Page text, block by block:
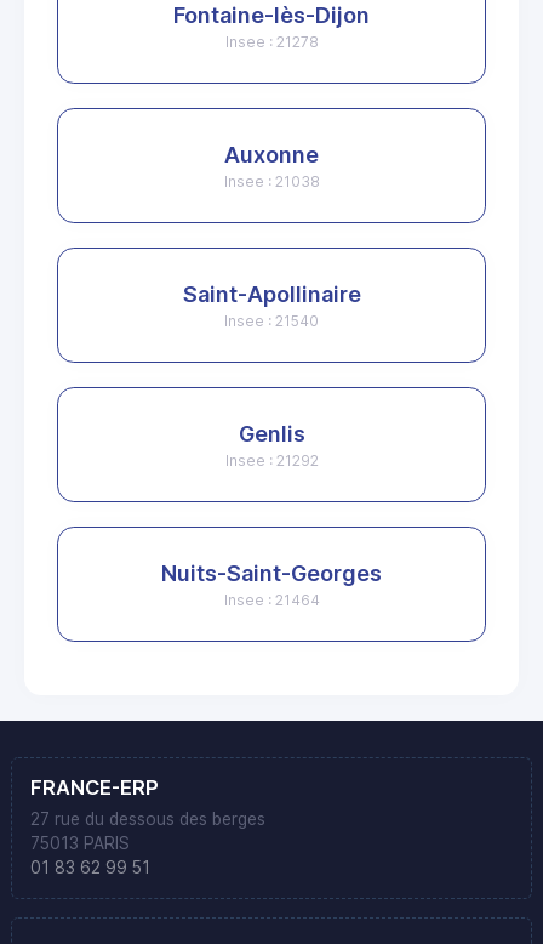
Fontaine-lès-Dijon
Insee : 21278
Auxonne
Insee : 21038
Saint-Apollinaire
Insee : 21540
Genlis
Insee : 21292
Nuits-Saint-Georges
Insee : 21464
FRANCE-ERP
27 rue du dessous des berges
75013 PARIS
01 83 62 99 51